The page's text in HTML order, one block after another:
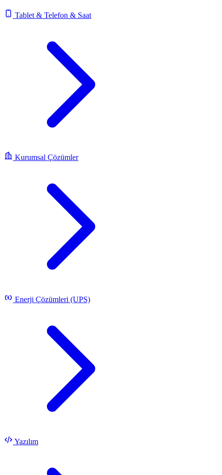
Tablet & Telefon & Saat
Kurumsal Çözümler
Enerji Çözümleri (UPS)
Yazılım